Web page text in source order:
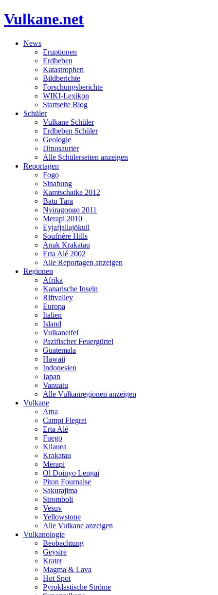
Vulkane.net
News
Eruptionen
Erdbeben
Katastrophen
Bildberichte
Forschungsberichte
WIKI-Lexikon
Startseite Blog
Schüler
Vulkane Schüler
Erdbeben Schüler
Geologie
Dinosaurier
Alle Schülerseiten anzeigen
Reportagen
Fogo
Sinabung
Kamtschatka 2012
Batu Tara
Nyiragongo 2011
Merapi 2010
Eyjafjallajökull
Soufrière Hills
Anak Krakatau
Erta Alé 2002
Alle Reportagen anzeigen
Regionen
Afrika
Kanarische Inseln
Riftvalley
Europa
Italien
Island
Vulkaneifel
Pazifischer Feuergürtel
Guatemala
Hawaii
Indonesien
Japan
Vanuatu
Alle Vulkanregionen anzeigen
Vulkane
Ätna
Campi Flegrei
Erta Alé
Fuego
Kilauea
Krakatau
Merapi
Ol Doinyo Lengai
Piton Fournaise
Sakurajima
Stromboli
Vesuv
Yellowstone
Alle Vulkane anzeigen
Vulkanologie
Beobachtung
Geysire
Krater
Magma & Lava
Hot Spot
Pyroklastische Ströme